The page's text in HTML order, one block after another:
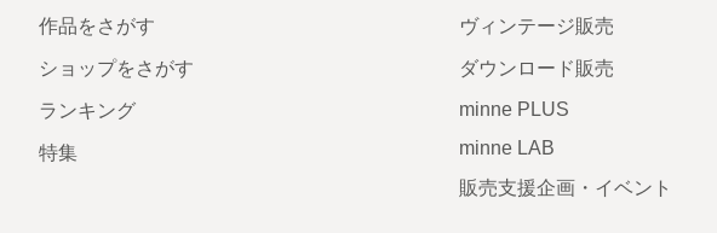
作品をさがす
ショップをさがす
ランキング
特集
ヴィンテージ販売
ダウンロード販売
minne PLUS
minne LAB
販売支援企画・イベント